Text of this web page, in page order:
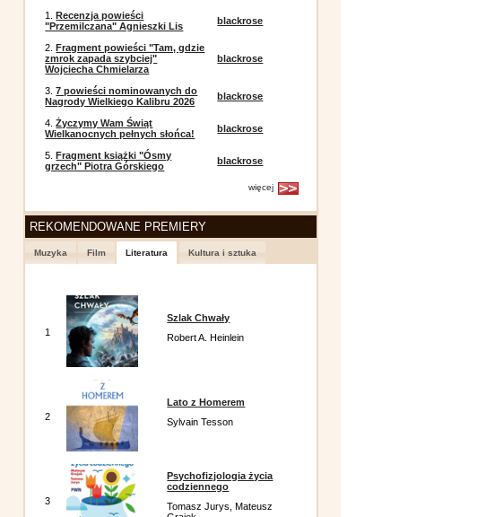
1.Recenzja powieści
"Przemilczana" Agnieszki Lis
blackrose
2.Fragment powieści "Tam, gdzie
zmrok zapada szybciej"
Wojciecha Chmielarza
blackrose
3.7 powieści nominowanych do
Nagrody Wielkiego Kalibru 2026
blackrose
4.Życzymy Wam Świąt
Wielkanocnych pełnych słońca!
blackrose
5.Fragment książki "Ósmy
grzech" Piotra Górskiego
blackrose
więcej
REKOMENDOWANE PREMIERY
Muzyka Film Literatura Kultura i sztuka
1
Szlak Chwały
Robert A. Heinlein
2
Lato z Homerem
Sylvain Tesson
3
Psychofizjologia życia
codziennego
Tomasz Jurys, Mateusz